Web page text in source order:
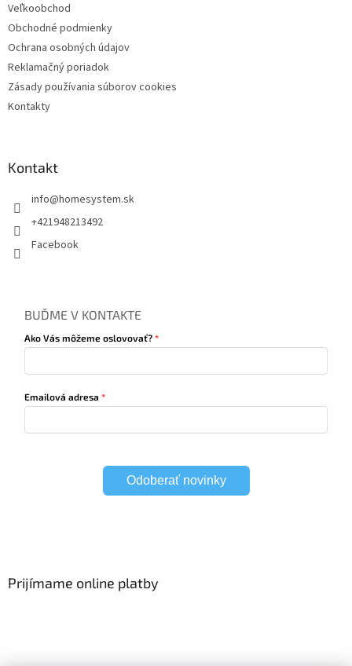
Veľkoobchod
Obchodné podmienky
Ochrana osobných údajov
Reklamačný poriadok
Zásady používania súborov cookies
Kontakty
Kontakt
info@homesystem.sk
+421948213492
Facebook
BUĎME V KONTAKTE
Ako Vás môžeme oslovovať?
Emailová adresa
Odoberať novinky
Prijímame online platby